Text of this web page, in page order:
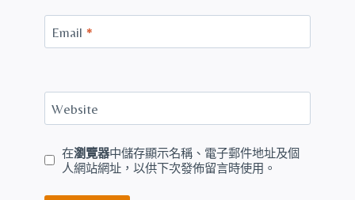
Email *
Website
在瀏覽器中儲存顯示名稱、電子郵件地址及個
人網站網址，以供下次發佈留言時使用。